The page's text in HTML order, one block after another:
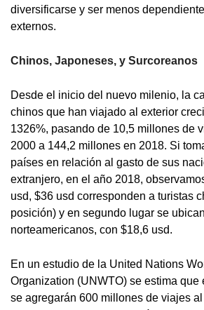
diversificarse y ser menos
externos.
Chinos, Japoneses, y Surcoreanos
Desde el inicio del nuevo milenio, la
chinos que han viajado al exterior
1326%, pasando de 10,5 millones de
2000 a 144,2 millones en 2018. Si
países en relación al gasto de sus
extranjero, en el año 2018,
usd, $36 usd corresponden a turistas
posición) y en segundo lugar se
norteamericanos, con $18,6 usd.
En un estudio de la United Nations
Organization (UNWTO) se estima que
se agregarán 600 millones de viajes